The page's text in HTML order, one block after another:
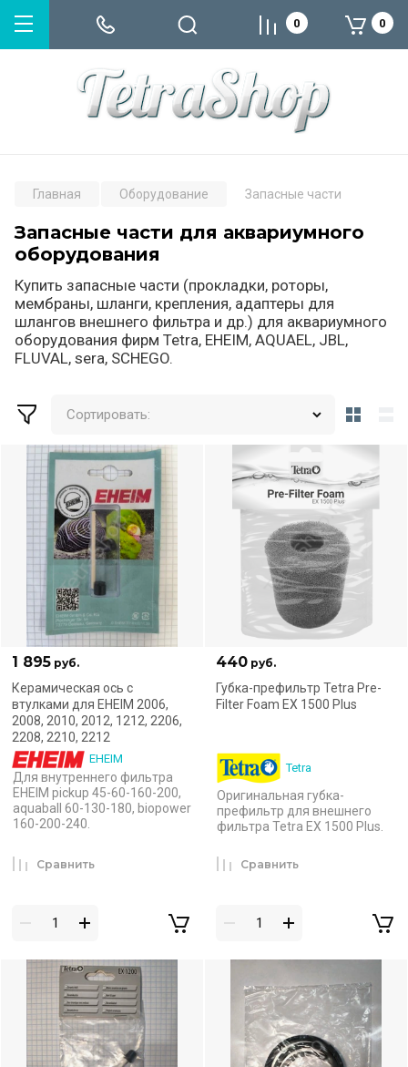
0 0
Главная Оборудование Запасные части
Запасные части для аквариумного
оборудования
Купить запасные части (прокладки, роторы,
мембраны, шланги, крепления, адаптеры для
шлангов внешнего фильтра и др.) для аквариумного
оборудования фирм Tetra, EHEIM, AQUAEL, JBL,
FLUVAL, sera, SCHEGO.
Сортировать:
1 895 руб.
Керамическая ось с
втулками для EHEIM 2006,
2008, 2010, 2012, 1212, 2206,
2208, 2210, 2212
EHEIM
Для внутреннего фильтра
EHEIM pickup 45-60-160-200,
aquaball 60-130-180, biopower
160-200-240.
Сравнить
440 руб.
Губка-префильтр Tetra Pre-
Filter Foam EX 1500 Plus
Tetra
Оригинальная губка-
префильтр для внешнего
фильтра Tetra EX 1500 Plus.
Сравнить